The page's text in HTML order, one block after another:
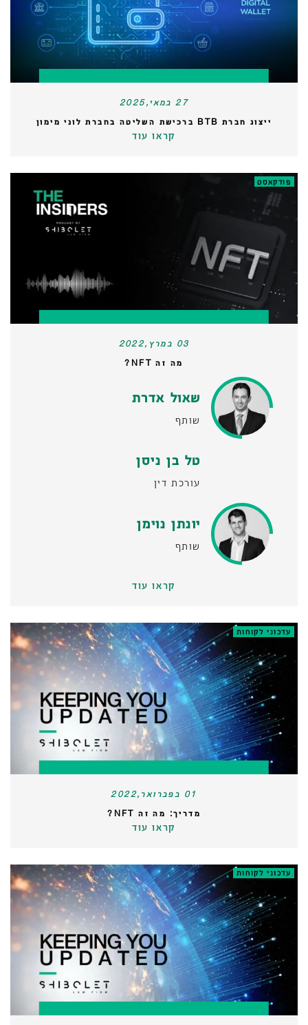
27 במאי,2025
ייצוג חברת BTB ברכישת השליטה בחברת לוני מימון
קראו עוד
פודקאסט
03 במרץ,2022
מה זה NFT?
שאול אדרת
שותף
טל בן ניסן
עורכת דין
יונתן נוימן
שותף
קראו עוד
עדכוני לקוחות
01 בפברואר,2022
מדריך: מה זה NFT?
קראו עוד
עדכוני לקוחות